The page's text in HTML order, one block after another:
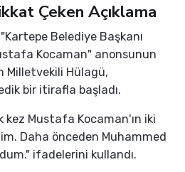
Çeken Açıklama
Belediye Başkanı
Kocaman" anonsunun
Milletvekili Hülagü,
bir itirafla başladı.
kez Mustafa Kocaman'ın iki
Daha önceden Muhammed
ifadelerini kullandı.